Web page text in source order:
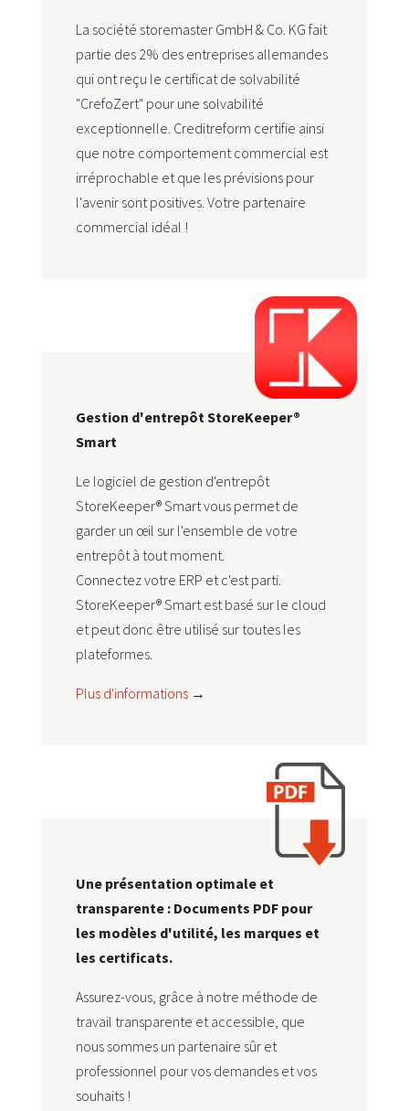
La société storemaster GmbH & Co. KG fait
partie des 2% des entreprises allemandes
qui ont reçu le certificat de solvabilité
"CrefoZert" pour une solvabilité
exceptionnelle. Creditreform certifie ainsi
que notre comportement commercial est
irréprochable et que les prévisions pour
l'avenir sont positives. Votre partenaire
commercial idéal !
Gestion d'entrepôt StoreKeeper®
Smart
Le logiciel de gestion d'entrepôt
StoreKeeper® Smart vous permet de
garder un œil sur l'ensemble de votre
entrepôt à tout moment.
Connectez votre ERP et c'est parti.
StoreKeeper® Smart est basé sur le cloud
et peut donc être utilisé sur toutes les
plateformes.
Plus d'informations→
Une présentation optimale et
transparente : Documents PDF pour
les modèles d'utilité, les marques et
les certificats.
Assurez-vous, grâce à notre méthode de
travail transparente et accessible, que
nous sommes un partenaire sûr et
professionnel pour vos demandes et vos
souhaits !